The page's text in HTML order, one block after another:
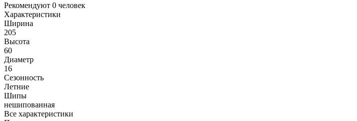
Рекомендуют 0 человек
Характеристики
Ширина
205
Высота
60
Диаметр
16
Сезонность
Летние
Шипы
нешипованная
Все характеристики